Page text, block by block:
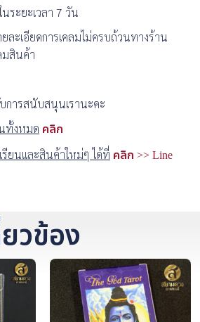
ระยะเวลา 7 วัน
ะเอียดการเคลมไม่ครบถ้วนทางร้าน
มสินค้า
ารสนับสนุนเรานะคะ
ทั้งหมด คลิก
ยนและสินค้าใหม่ๆ ได้ที่ คลิก >> Line
วข้อง